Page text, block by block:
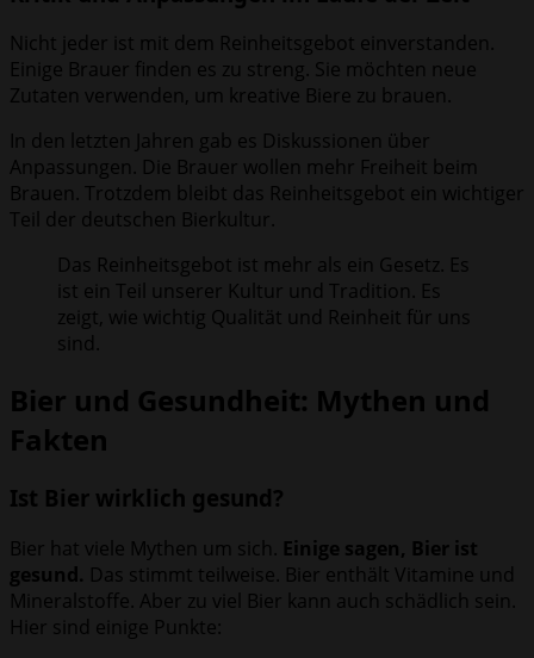
Nicht jeder ist mit dem Reinheitsgebot einverstanden.
Einige Brauer finden es zu streng. Sie möchten neue
Zutaten verwenden, um kreative Biere zu brauen.
In den letzten Jahren gab es Diskussionen über
Anpassungen. Die Brauer wollen mehr Freiheit beim
Brauen. Trotzdem bleibt das Reinheitsgebot ein wichtiger
Teil der deutschen Bierkultur.
Das Reinheitsgebot ist mehr als ein Gesetz. Es
ist ein Teil unserer Kultur und Tradition. Es
zeigt, wie wichtig Qualität und Reinheit für uns
sind.
Bier und Gesundheit: Mythen und
Fakten
Ist Bier wirklich gesund?
Bier hat viele Mythen um sich. Einige sagen, Bier ist
gesund. Das stimmt teilweise. Bier enthält Vitamine und
Mineralstoffe. Aber zu viel Bier kann auch schädlich sein.
Hier sind einige Punkte: